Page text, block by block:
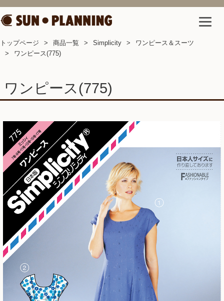
トップページ 商品一覧 Simplicity
ワンピース＆スーツ
ワンピース(775)
ワンピース(775)